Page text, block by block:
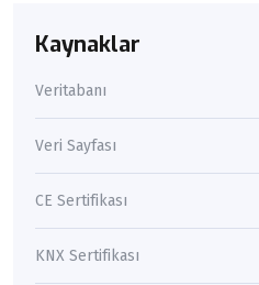
Kaynaklar
Veritabanı
Veri Sayfası
CE Sertifikası
KNX Sertifikası